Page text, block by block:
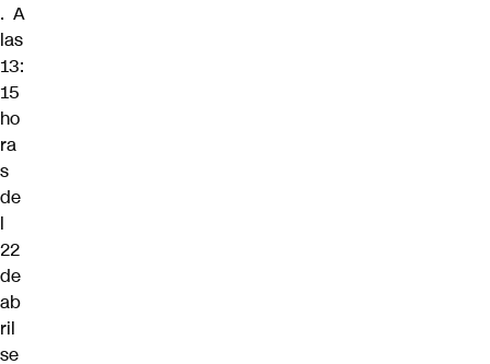
. A
las
13:
15
ho
ra
s
de
l
22
de
ab
ril
se